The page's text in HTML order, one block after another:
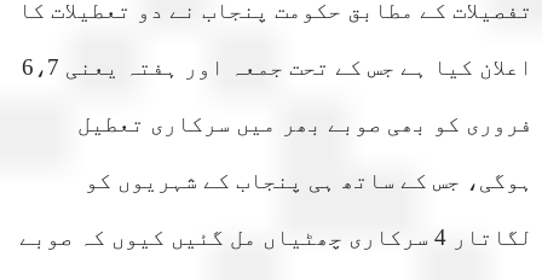
کے مطابق حکومت پنجاب نے دو تعطیلات کا
اعلان کیا ہے جس کے تحت جمعہ اور ہفتہ یعنی 6،7
کو بھی صوبے بھر میں سرکاری تعطیل
جس کے ساتھ ہی پنجاب کے شہریوں کو
لگاتار 4 سرکاری چھٹیاں مل گئیں کیوں کہ صوبے